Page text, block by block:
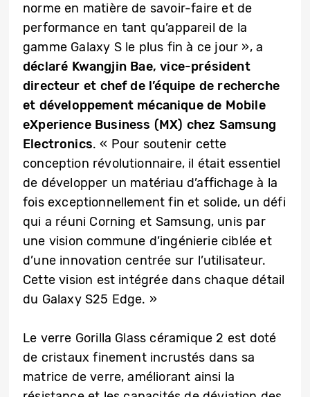
norme en matière de savoir-faire et de
performance en tant qu’appareil de la
gamme Galaxy S le plus fin à ce jour », a
déclaré Kwangjin Bae, vice-président
directeur et chef de l’équipe de recherche
et développement mécanique de Mobile
eXperience Business (MX) chez Samsung
Electronics. « Pour soutenir cette
conception révolutionnaire, il était essentiel
de développer un matériau d’affichage à la
fois exceptionnellement fin et solide, un défi
qui a réuni Corning et Samsung, unis par
une vision commune d’ingénierie ciblée et
d’une innovation centrée sur l’utilisateur.
Cette vision est intégrée dans chaque détail
du Galaxy S25 Edge. »
Le verre Gorilla Glass céramique 2 est doté
de cristaux finement incrustés dans sa
matrice de verre, améliorant ainsi la